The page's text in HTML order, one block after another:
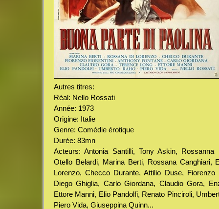
Autres titres:
Réal: Nello Rossati
Année: 1973
Origine: Italie
Genre: Comédie érotique
Durée: 83mn
Acteurs: Antonia Santilli, Tony Askin, Rossanna
Otello Belardi, Marina Berti, Rossana Canghiari,
Lorenzo, Checco Durante, Attilio Duse, Fiorenzo
Diego Ghiglia, Carlo Giordana, Claudio Gora,
Ettore Manni, Elio Pandolfi, Renato Pinciroli,
Piero Vida, Giuseppina Quinn...